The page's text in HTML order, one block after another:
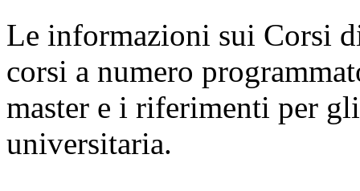
Le informazioni sui Corsi
corsi a numero
master e i riferimenti per
universitaria.